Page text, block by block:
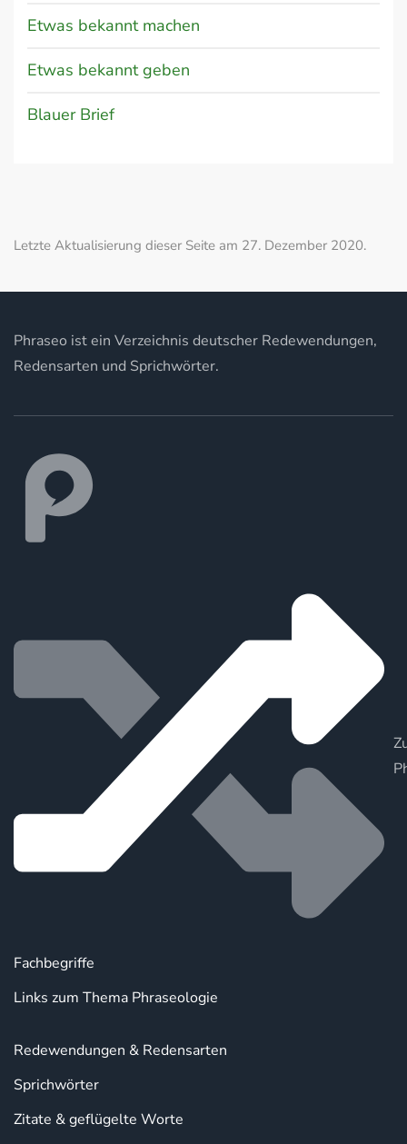
Etwas bekannt machen
Etwas bekannt geben
Blauer Brief
Letzte Aktualisierung dieser Seite am 27. Dezember 2020.
Phraseo ist ein Verzeichnis deutscher Redewendungen,
Redensarten und Sprichwörter.
Fachbegriffe
Links zum Thema Phraseologie
Redewendungen & Redensarten
Sprichwörter
Zitate & geflügelte Worte